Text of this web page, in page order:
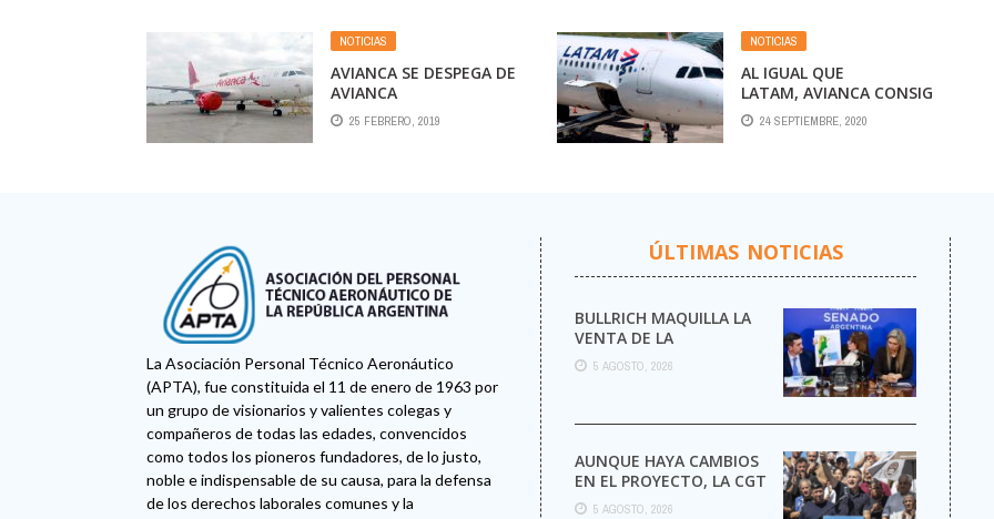
NOTICIAS
AVIANCA SE DESPEGA DE
AVIANCA
25 FEBRERO, 2019
NOTICIAS
AL IGUAL QUE
LATAM, AVIANCA CONSIG
UE MILLONARIO
RESPALDO PARA
24 SEPTIEMBRE, 2020
La Asociación Personal Técnico Aeronáutico
(APTA), fue constituida el 11 de enero de 1963 por
un grupo de visionarios y valientes colegas y
compañeros de todas las edades, convencidos
como todos los pioneros fundadores, de lo justo,
noble e indispensable de su causa, para la defensa
de los derechos laborales comunes y la
ÚLTIMAS NOTICIAS
BULLRICH MAQUILLA LA
VENTA DE LA
ARGENTINA
5 AGOSTO, 2026
AUNQUE HAYA CAMBIOS
EN EL PROYECTO, LA CGT
MARCHA AL CONGRESO
5 AGOSTO, 2026